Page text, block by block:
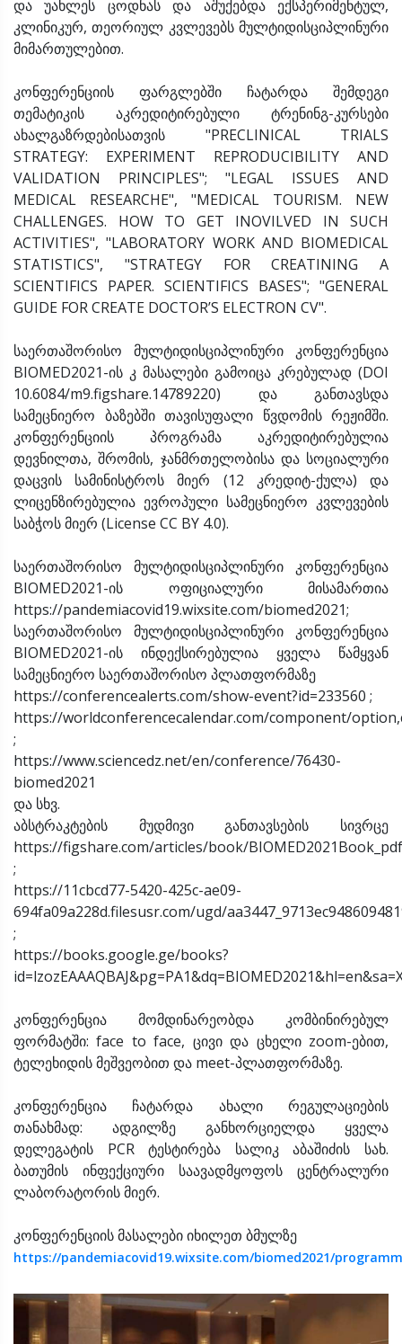
და უახლეს ცოდნას და აშუქებდა ექსპერიმენტულ,
კლინიკურ, თეორიულ კვლევებს მულტიდისციპლინური
მიმართულებით.
კონფერენციის ფარგლებში ჩატარდა შემდეგი
თემატიკის აკრედიტირებული ტრენინგ-კურსები
ახალგაზრდებისათვის "PRECLINICAL TRIALS
STRATEGY: EXPERIMENT REPRODUCIBILITY AND
VALIDATION PRINCIPLES"; "LEGAL ISSUES AND
MEDICAL RESEARCHE", "MEDICAL TOURISM. NEW
CHALLENGES. HOW TO GET INOVILVED IN SUCH
ACTIVITIES", "LABORATORY WORK AND BIOMEDICAL
STATISTICS", "STRATEGY FOR CREATINING A
SCIENTIFICS PAPER. SCIENTIFICS BASES"; "GENERAL
GUIDE FOR CREATE DOCTOR’S ELECTRON CV".
საერთაშორისო მულტიდისციპლინური კონფერენცია
BIOMED2021-ის კ მასალები გამოიცა კრებულად (DOI
10.6084/m9.figshare.14789220) და განთავსდა
სამეცნიერო ბაზებში თავისუფალი წვდომის რეჟიმში.
კონფერენციის პროგრამა აკრედიტირებულია
დევნილთა, შრომის, ჯანმრთელობისა და სოციალური
დაცვის სამინისტროს მიერ (12 კრედიტ-ქულა) და
ლიცენზირებულია ევროპული სამეცნიერო კვლევების
საბჭოს მიერ (License CC BY 4.0).
საერთაშორისო მულტიდისციპლინური კონფერენცია
BIOMED2021-ის ოფიციალური მისამართია
https://pandemiacovid19.wixsite.com/biomed2021;
საერთაშორისო მულტიდისციპლინური კონფერენცია
BIOMED2021-ის ინდექსირებულია ყველა წამყვან
სამეცნიერო საერთაშორისო პლათფორმაზე
https://conferencealerts.com/show-event?id=233560 ;
https://worldconferencecalendar.com/component/
;
https://www.sciencedz.net/en/conference/76430-
biomed2021
და სხვ.
აბსტრაკტების მუდმივი განთავსების სივრცე
https://figshare.com/articles/book/
;
https://11cbcd77-5420-425c-ae09-
694fa09a228d.filesusr.com/ugd/
;
https://books.google.ge/books?
კონფერენცია მომდინარეობდა კომბინირებულ
ფორმატში: face to face, ცივი და ცხელი zoom-ებით,
ტელეხიდის მეშვეობით და meet-პლათფორმაზე.
კონფერენცია ჩატარდა ახალი რეგულაციების
თანახმად: ადგილზე განხორციელდა ყველა
დელეგატის PCR ტესტირება სალიკ აბაშიძის სახ.
ბათუმის ინფექციური საავადმყოფოს ცენტრალური
ლაბორატორის მიერ.
კონფერენციის მასალები იხილეთ ბმულზე
https://pandemiacovid19.wixsite.com/biomed2021/programm